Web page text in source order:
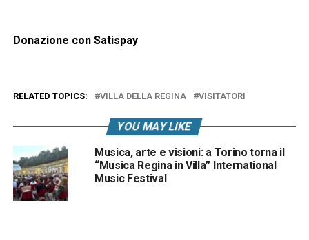
Donazione con Satispay
RELATED TOPICS: VILLA DELLA REGINA VISITATORI
YOU MAY LIKE
Musica, arte e visioni: a Torino torna il
“Musica Regina in Villa” International
Music Festival